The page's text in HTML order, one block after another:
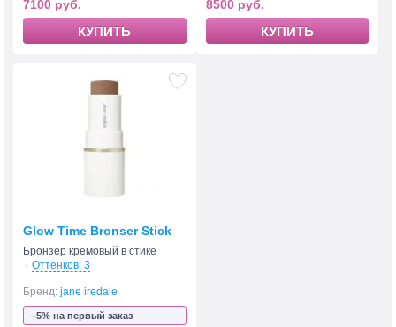
7100 руб.
КУПИТЬ
8500 руб.
КУПИТЬ
Glow Time Bronser Stick
Бронзер кремовый в стике
Оттенков: 3
Бренд: jane iredale
−5% на первый заказ